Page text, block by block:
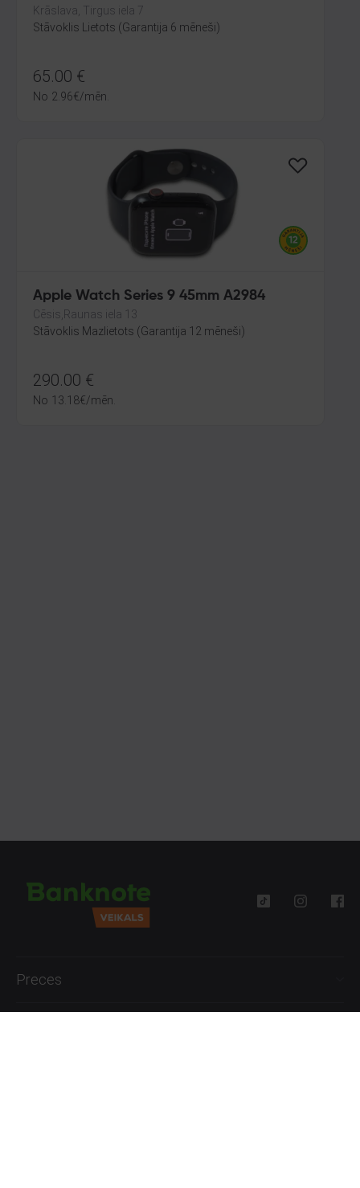
Krāslava, Tirgus iela 7
Stāvoklis Lietots (Garantija 6 mēneši)
65.00 €
No 2.96€/mēn.
Apple Watch Series 9 45mm A2984
Cēsis,Raunas iela 13
Stāvoklis Mazlietots (Garantija 12 mēneši)
290.00 €
No 13.18€/mēn.
Preces